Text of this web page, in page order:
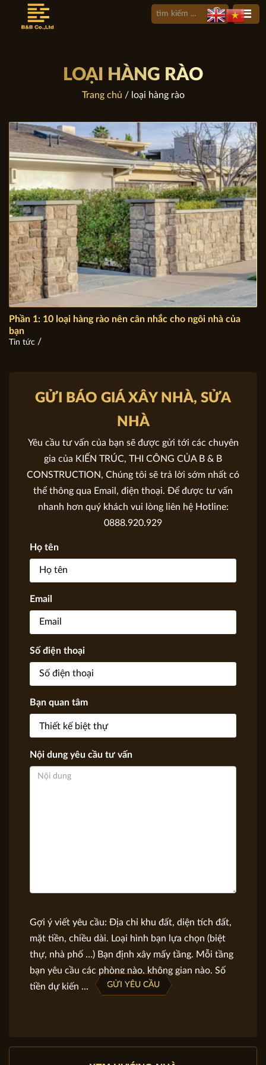
LOẠI HÀNG RÀO
Trang chủ / loại hàng rào
Phần 1: 10 loại hàng rào nên cân nhắc cho ngôi nhà của
bạn
Tin tức /
GỬI BÁO GIÁ XÂY NHÀ, SỬA
NHÀ
Yêu cầu tư vấn của bạn sẽ được gửi tới các chuyên
gia của KIẾN TRÚC, THI CÔNG CỦA B & B
CONSTRUCTION, Chúng tôi sẽ trả lời sớm nhất có
thể thông qua Email, điện thoại. Để được tư vấn
nhanh hơn quý khách vui lòng liên hệ Hotline:
0888.920.929
Họ tên
Email
Số điện thoại
Bạn quan tâm
Nội dung yêu cầu tư vấn
Gợi ý viết yêu cầu: Địa chỉ khu đất, diện tích đất,
mặt tiền, chiều dài. Loại hình bạn lựa chọn (biệt
thự, nhà phố …) Bạn định xây mấy tầng. Mỗi tầng
bạn yêu cầu các phòng nào, không gian nào. Số
tiền dự kiến ...
GỬI YÊU CẦU